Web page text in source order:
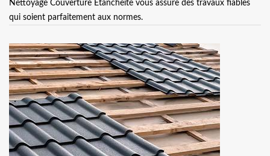
Nettoyage Couverture Etancheite vous assure des travaux fiables
qui soient parfaitement aux normes.